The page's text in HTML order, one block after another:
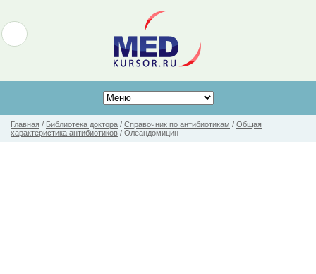
Главная / Библиотека доктора / Справочник по антибиотикам / Общая
характеристика антибиотиков / Олеандомицин